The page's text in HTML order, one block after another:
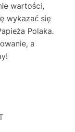
wartości,
wykazać się
Polaka.
a